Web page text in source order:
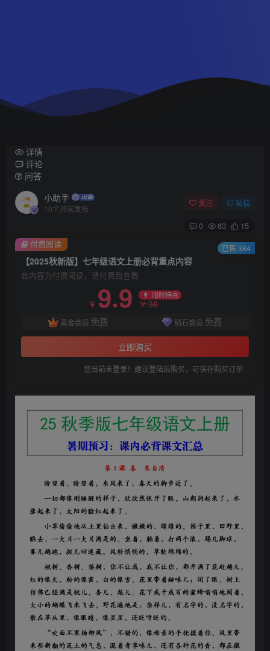
详情
评论
问答
小助手
10个月前发布
关注 私信
0 63 15
【2025秋新版】七年级语文上册必背重点内容
此内容为付费阅读，请付费后查看
￥ 9.9 限时特惠
￥38
黄金会员 免费 钻石会员 免费
立即购买
您当前未登录！建议登陆后购买，可保存购买订单
付费阅读 已售 384